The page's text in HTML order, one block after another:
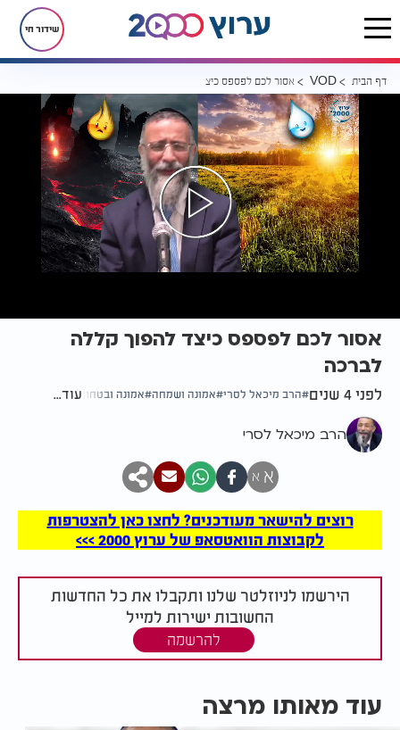
שידור חי
דף הבית VOD אסור לכם לפספס כיצד להפוך קללה לברכה
אסור לכם לפספס כיצד להפוך קללה
לברכה
לפני 4 שנים הרב מיכאל לסרי אמונה ושמחה אמונה ובטחון עוד...
הרב מיכאל לסרי
א א
רוצים להישאר מעודכנים? לחצו כאן להצטרפות
לקבוצות הוואטסאפ של ערוץ 2000 >>>
הירשמו לניוזלטר שלנו ותקבלו את כל החדשות
החשובות ישירות למייל
להרשמה
עוד מאותו מרצה